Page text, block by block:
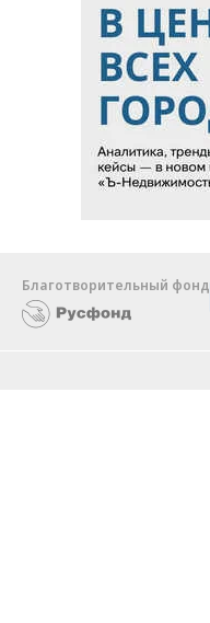
Благотворительный фонд